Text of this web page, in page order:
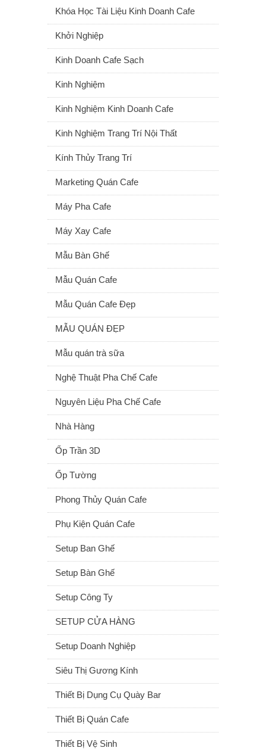
Khóa Học Tài Liệu Kinh Doanh Cafe
Khởi Nghiệp
Kinh Doanh Cafe Sạch
Kinh Nghiệm
Kinh Nghiệm Kinh Doanh Cafe
Kinh Nghiệm Trang Trí Nội Thất
Kính Thủy Trang Trí
Marketing Quán Cafe
Máy Pha Cafe
Máy Xay Cafe
Mẫu Bàn Ghế
Mẫu Quán Cafe
Mẫu Quán Cafe Đẹp
MẪU QUÁN ĐẸP
Mẫu quán trà sữa
Nghệ Thuật Pha Chế Cafe
Nguyên Liệu Pha Chế Cafe
Nhà Hàng
Ốp Trần 3D
Ốp Tường
Phong Thủy Quán Cafe
Phụ Kiện Quán Cafe
Setup Ban Ghế
Setup Bàn Ghế
Setup Công Ty
SETUP CỬA HÀNG
Setup Doanh Nghiệp
Siêu Thị Gương Kính
Thiết Bị Dụng Cụ Quày Bar
Thiết Bị Quán Cafe
Thiết Bị Vệ Sinh